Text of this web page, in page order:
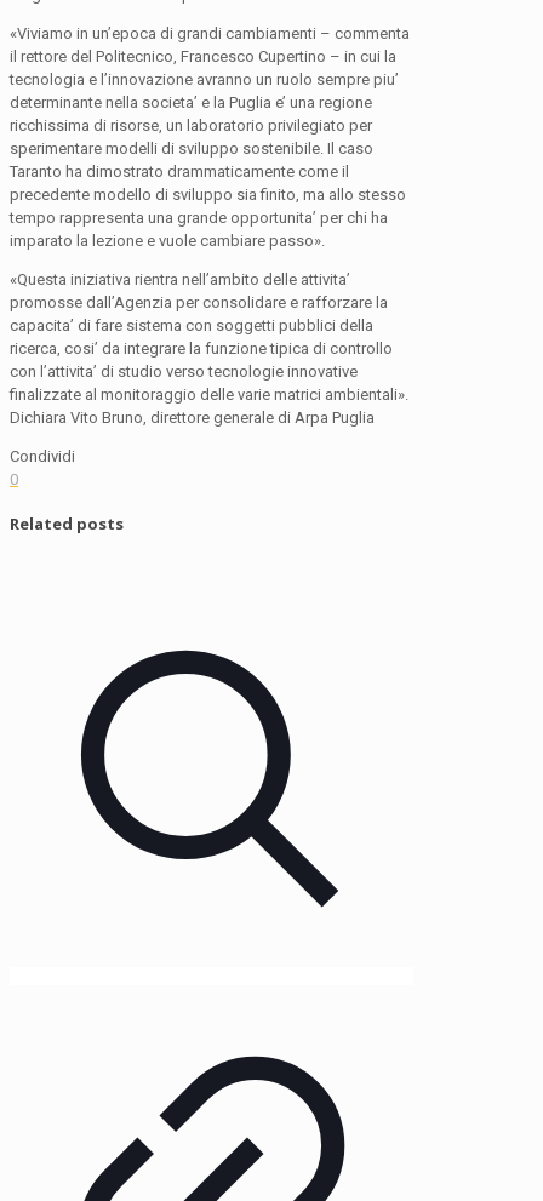
«Viviamo in un’epoca di grandi cambiamenti – commenta
il rettore del Politecnico, Francesco Cupertino – in cui la
tecnologia e l’innovazione avranno un ruolo sempre piu’
determinante nella societa’ e la Puglia e’ una regione
ricchissima di risorse, un laboratorio privilegiato per
sperimentare modelli di sviluppo sostenibile. Il caso
Taranto ha dimostrato drammaticamente come il
precedente modello di sviluppo sia finito, ma allo stesso
tempo rappresenta una grande opportunita’ per chi ha
imparato la lezione e vuole cambiare passo».
«Questa iniziativa rientra nell’ambito delle attivita’
promosse dall’Agenzia per consolidare e rafforzare la
capacita’ di fare sistema con soggetti pubblici della
ricerca, cosi’ da integrare la funzione tipica di controllo
con l’attivita’ di studio verso tecnologie innovative
finalizzate al monitoraggio delle varie matrici ambientali».
Dichiara Vito Bruno, direttore generale di Arpa Puglia
Condividi
0
Related posts